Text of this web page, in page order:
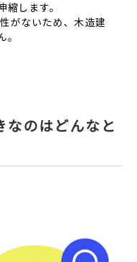
します。
がないため、木造建
なのはどんなと